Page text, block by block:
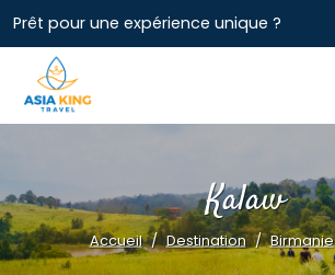
Prêt pour une expérience unique ?
Kalaw
Accueil Destination Birmanie